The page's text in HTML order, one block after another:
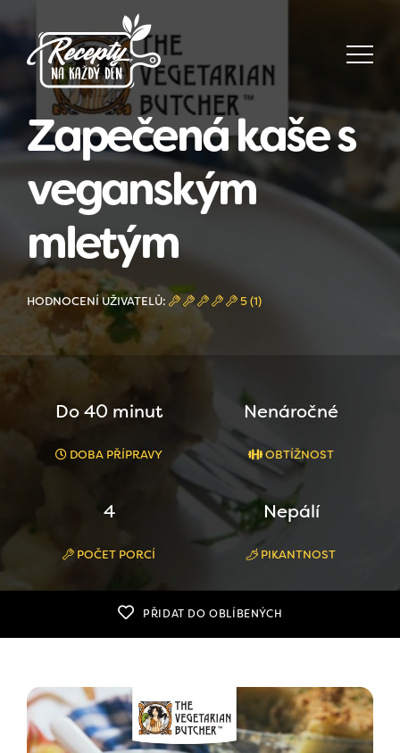
Zapečená kaše s
veganským
mletým
HODNOCENÍ UŽIVATELŮ: 5 (1)
Do 40 minut
DOBA PŘÍPRAVY
Nenáročné
OBTÍŽNOST
4
POČET PORCÍ
Nepálí
PIKANTNOST
PŘIDAT DO OBLÍBENÝCH